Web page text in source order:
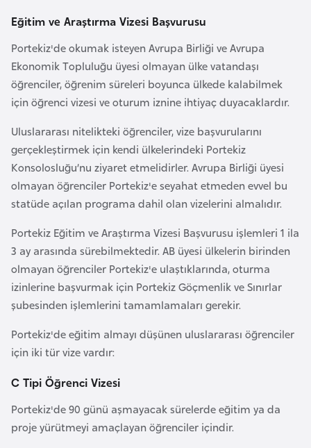
Eğitim ve Araştırma Vizesi Başvurusu
Portekiz'de okumak isteyen Avrupa Birliği ve Avrupa
Ekonomik Topluluğu üyesi olmayan ülke vatandaşı
öğrenciler, öğrenim süreleri boyunca ülkede kalabilmek
için öğrenci vizesi ve oturum iznine ihtiyaç duyacaklardır.
Uluslararası nitelikteki öğrenciler, vize başvurularını
gerçekleştirmek için kendi ülkelerindeki Portekiz
Konsolosluğu’nu ziyaret etmelidirler. Avrupa Birliği üyesi
olmayan öğrenciler Portekiz'e seyahat etmeden evvel bu
statüde açılan programa dahil olan vizelerini almalıdır.
Portekiz Eğitim ve Araştırma Vizesi Başvurusu işlemleri 1 ila
3 ay arasında sürebilmektedir. AB üyesi ülkelerin birinden
olmayan öğrenciler Portekiz'e ulaştıklarında, oturma
izinlerine başvurmak için Portekiz Göçmenlik ve Sınırlar
şubesinden işlemlerini tamamlamaları gerekir.
Portekiz'de eğitim almayı düşünen uluslararası öğrenciler
için iki tür vize vardır:
C Tipi Öğrenci Vizesi
Portekiz'de 90 günü aşmayacak sürelerde eğitim ya da
proje yürütmeyi amaçlayan öğrenciler içindir.
a
B
a
h
r
e
B
a
g
l
a
e
ş